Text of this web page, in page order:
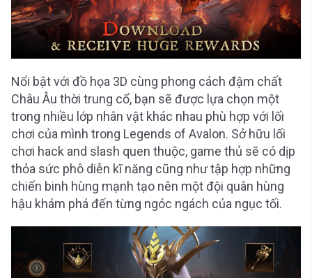
Nổi bật với đồ họa 3D cùng phong cách đậm chất
Châu Âu thời trung cổ, bạn sẽ được lựa chọn một
trong nhiều lớp nhân vật khác nhau phù hợp với lối
chơi của mình trong Legends of Avalon. Sở hữu lối
chơi hack and slash quen thuộc, game thủ sẽ có dịp
thỏa sức phô diễn kĩ năng cũng như tập hợp những
chiến binh hùng mạnh tạo nên một đội quân hùng
hậu khám phá đến từng ngóc ngách của ngục tối.